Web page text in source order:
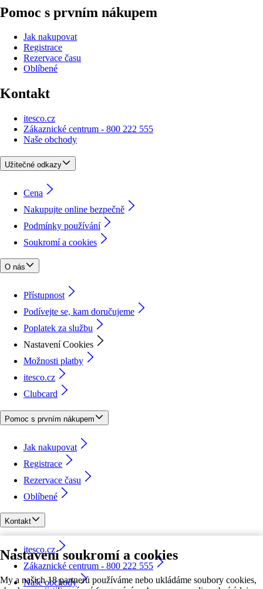
Nastavení soukromí a cookies
My a našich 18 partnerů používáme nebo ukládáme soubory cookies,
Pomoc s prvním nákupem
Jak nakupovat
Registrace
Rezervace času
Oblíbené
Kontakt
itesco.cz
Zákaznické centrum - 800 222 555
Naše obchody
Užitečné odkazy
Cena
Nakupujte online bezpečně
Podmínky používání
Soukromí a cookies
O nás
Přístupnost
Podívejte se, kam doručujeme
Poplatek za službu
Nastavení Cookies
Možnosti platby
itesco.cz
Clubcard
Pomoc s prvním nákupem
Jak nakupovat
Registrace
Rezervace času
Oblíbené
Kontakt
itesco.cz
Zákaznické centrum - 800 222 555
Naše obchody